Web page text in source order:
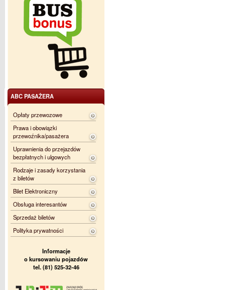
ABC PASAŻERA
Opłaty przewozowe
Prawa i obowiązki
przewoźnika/pasażera
Uprawnienia do przejazdów
bezpłatnych i ulgowych
Rodzaje i zasady korzystania
z biletów
Bilet Elektroniczny
Obsługa interesantów
Sprzedaż biletów
Polityka prywatności
Informacje
o kursowaniu pojazdów
tel. (81) 525-32-46